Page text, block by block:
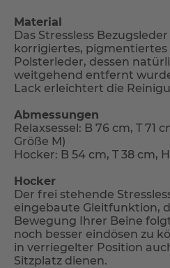
Material
Das Stressless
korrigiertes,
Polsterleder, dessen
weitgehend entfernt
Lack erleichtert die
Abmessungen
Relaxsessel: B 76 cm, T 71
Größe M)
Hocker: B 54 cm, T 38 cm,
Hocker
Der frei stehende
eingebaute Gleitfunktion,
Bewegung Ihrer Beine
noch besser eindösen zu
in verriegelter Position
Sitzplatz dienen.